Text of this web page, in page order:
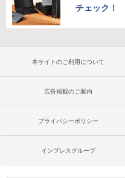
チェック！
本サイトのご利用について
広告掲載のご案内
プライバシーポリシー
インプレスグループ